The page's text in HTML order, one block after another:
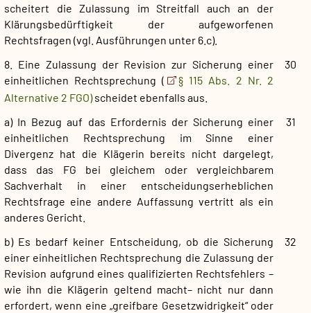
scheitert die Zulassung im Streitfall auch an der
Klärungsbedürftigkeit der aufgeworfenen
Rechtsfragen (vgl. Ausführungen unter 6.c).
30
8. Eine Zulassung der Revision zur Sicherung einer
einheitlichen Rechtsprechung (
§ 115 Abs. 2 Nr. 2
Alternative 2 FGO)scheidet ebenfalls aus.
31
a) In Bezug auf das Erfordernis der Sicherung einer
einheitlichen Rechtsprechung im Sinne einer
Divergenz hat die Klägerin bereits nicht dargelegt,
dass das FG bei gleichem oder vergleichbarem
Sachverhalt in einer entscheidungserheblichen
Rechtsfrage eine andere Auffassung vertritt als ein
anderes Gericht.
32
b) Es bedarf keiner Entscheidung, ob die Sicherung
einer einheitlichen Rechtsprechung die Zulassung der
Revision aufgrund eines qualifizierten Rechtsfehlers –
wie ihn die Klägerin geltend macht– nicht nur dann
erfordert, wenn eine „greifbare Gesetzwidrigkeit“ oder